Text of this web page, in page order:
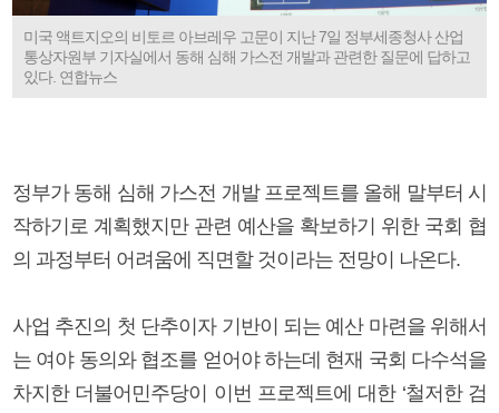
미국 액트지오의 비토르 아브레우 고문이 지난 7일 정부세종청사 산업
통상자원부 기자실에서 동해 심해 가스전 개발과 관련한 질문에 답하고
있다. 연합뉴스
정부가 동해 심해 가스전 개발 프로젝트를 올해 말부터 시
작하기로 계획했지만 관련 예산을 확보하기 위한 국회 협
의 과정부터 어려움에 직면할 것이라는 전망이 나온다.
사업 추진의 첫 단추이자 기반이 되는 예산 마련을 위해서
는 여야 동의와 협조를 얻어야 하는데 현재 국회 다수석을
차지한 더불어민주당이 이번 프로젝트에 대한 ‘철저한 검